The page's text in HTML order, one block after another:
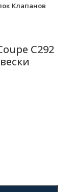
Клапанов
C292